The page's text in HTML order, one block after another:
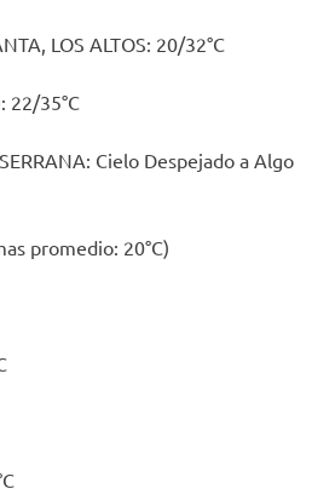
LOS ALTOS: 20/32°C
22/35°C
Cielo Despejado a Algo
promedio: 20°C)